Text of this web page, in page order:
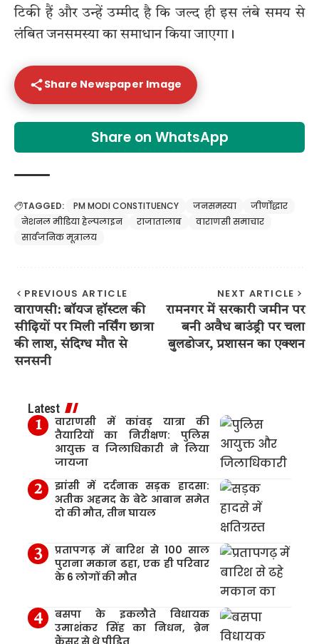
टिकी हैं और उन्हें उम्मीद है कि जल्द ही इस लंबे समय से
लंबित जनसमस्या का समाधान किया जाएगा।
Share Newspaper Image
Share on WhatsApp
TAGGED: PM MODI CONSTITUENCY जनसमस्या
जीर्णोद्धार
नेशनल मीडिया हेल्पलाइन
राजातालाब
वाराणसी समाचार
सार्वजनिक मूत्रालय
PREVIOUS ARTICLE
वाराणसी: बॉयज हॉस्टल की
सीढ़ियों पर मिली नर्सिंग छात्रा
की लाश, संदिग्ध मौत से
सनसनी
NEXT ARTICLE
रामनगर में सरकारी जमीन पर
बनी अवैध बाउंड्री पर चला
बुलडोजर, प्रशासन का एक्शन
Latest
वाराणसी में कांवड़ यात्रा की
तैयारियों का निरीक्षण: पुलिस
आयुक्त व जिलाधिकारी ने लिया
जायजा
झांसी में दर्दनाक सड़क हादसा:
अतीक अहमद के बेटे आबान समेत
दो की मौत, तीन घायल
प्रतापगढ़ में बारिश से 100 साल
पुराना मकान ढहा, एक ही परिवार
के 6 लोगों की मौत
बसपा के इकलौते विधायक
उमाशंकर सिंह का निधन, ब्रेन
कैंसर से थे पीड़ित